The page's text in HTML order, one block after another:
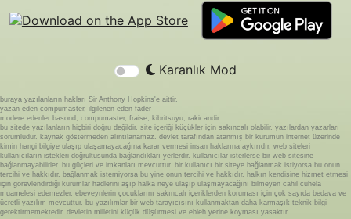
Karanlık Mod
buraya yazılanların hakları Sir Anthony Hopkins'e aittir.
yazan eden compumaster, ilgilenen eden fader
modere edenler basond, compumaster, fraise, kibritsuyu, rakicandir
bu sitede yazılanların hiçbiri doğru değildir. site içeriği küçükler için sakıncalı olabilir. yazılardan yazarları
sorumludur. kaynak göstermeden alıntılanamaz. devlet tarafından atanmış bir kurumun internet üzerinde
kimin hangi bilgiye ulaşıp ulaşamayacağına karar vermesi insan haklarına aykırıdır. web siteleri
kullanıcıların istekleri doğrultusunda bağlandıkları yerlerdir. kullanıcılar isterlerse bir web sitesine
bağlanmayabilirler. bu güçleri ve imkanları mevcuttur. bir kullanıcı bir siteye bağlanmak istiyorsa bu onun
tercihi ve hakkıdır. bağlanmak istemiyorsa bu yine onun tercihi ve hakkıdır. halkın kendisine hizmet etmesi
için görevlendirdiği kurumlar hadlerini aşıp halka neye ulaşıp ulaşmayacağını bilmeyen cahil cühela
muamelesi edemezler. ebeveynlerin çocuklarını sakıncalı içeriklerden koruması için çok sayıda bedava ve
ücretli yazılım mevcuttur. bu yazılımlar bir web tarayıcısını kullanmaktan daha karmaşık teknik bilgi
gerektirmemektedir. devletin milletini küçük düşürmesi ve ebleh yerine koyması yasaktır.